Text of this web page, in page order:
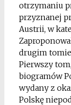
otrzymaniu
przyznanej
Austrii, w
drugim
Pierwszy
biogramów
wydany z
Polskę